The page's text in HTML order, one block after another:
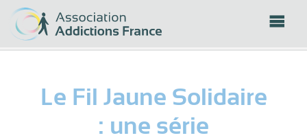
Le Fil Jaune Solidaire
: une série
Panneau de gestion des cookies